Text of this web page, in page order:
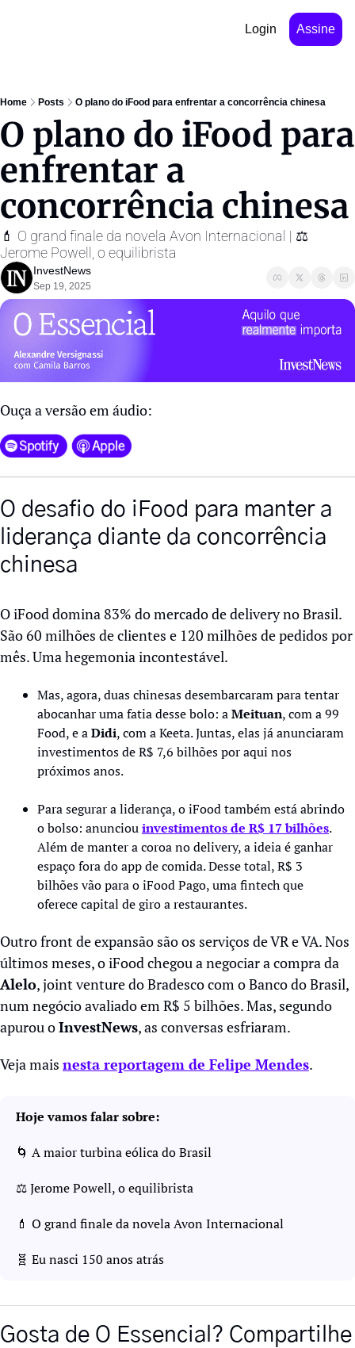
Login Assine
Home Posts O plano do iFood para enfrentar a concorrência chinesa
O plano do iFood para
enfrentar a
concorrência chinesa
💄 O grand finale da novela Avon Internacional | ⚖️
Jerome Powell, o equilibrista
InvestNews ㅤ
Sep 19, 2025
Ouça a versão em áudio:
O desafio do iFood para manter a
liderança diante da concorrência
chinesa
O iFood domina 83% do mercado de delivery no Brasil.
São 60 milhões de clientes e 120 milhões de pedidos por
mês. Uma hegemonia incontestável.
Mas, agora, duas chinesas desembarcaram para tentar
abocanhar uma fatia desse bolo: a Meituan, com a 99
Food, e a Didi, com a Keeta. Juntas, elas já anunciaram
investimentos de R$ 7,6 bilhões por aqui nos
próximos anos.
Para segurar a liderança, o iFood também está abrindo
o bolso: anunciou investimentos de R$ 17 bilhões.
Além de manter a coroa no delivery, a ideia é ganhar
espaço fora do app de comida. Desse total, R$ 3
bilhões vão para o iFood Pago, uma fintech que
oferece capital de giro a restaurantes.
Outro front de expansão são os serviços de VR e VA. Nos
Alelo, joint venture do Bradesco com o Banco do Brasil,
num negócio avaliado em R$ 5 bilhões. Mas, segundo
apurou o InvestNews, as conversas esfriaram.
Veja mais nesta reportagem de Felipe Mendes.
Hoje vamos falar sobre:
🌀 A maior turbina eólica do Brasil
⚖️ Jerome Powell, o equilibrista
💄 O grand finale da novela Avon Internacional
🧬 Eu nasci 150 anos atrás
Gosta de O Essencial? Compartilhe